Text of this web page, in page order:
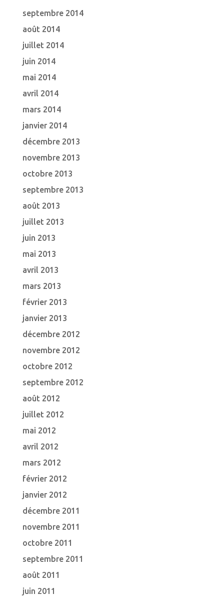
septembre 2014
août 2014
juillet 2014
juin 2014
mai 2014
avril 2014
mars 2014
janvier 2014
décembre 2013
novembre 2013
octobre 2013
septembre 2013
août 2013
juillet 2013
juin 2013
mai 2013
avril 2013
mars 2013
février 2013
janvier 2013
décembre 2012
novembre 2012
octobre 2012
septembre 2012
août 2012
juillet 2012
mai 2012
avril 2012
mars 2012
février 2012
janvier 2012
décembre 2011
novembre 2011
octobre 2011
septembre 2011
août 2011
juin 2011